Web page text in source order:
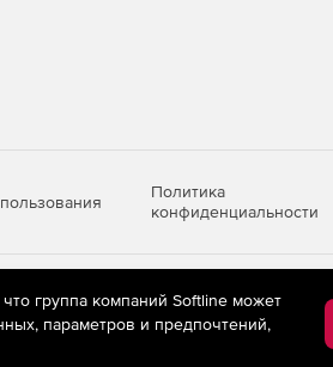
Политика
конфиденциальности
технологии
находящихся на территории
группа компаний Softline может
параметров и предпочтений,